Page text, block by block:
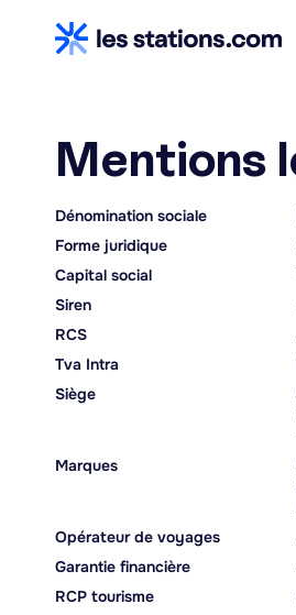
Mentions
Dénomination sociale
Forme juridique
Capital social
Siren
RCS
Tva Intra
Siège
Marques
Opérateur de voyages
Garantie financière
RCP tourisme